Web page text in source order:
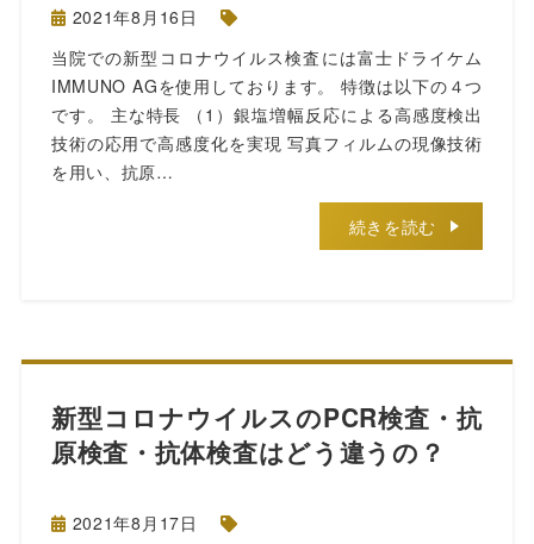
2021年8月16日
当院での新型コロナウイルス検査には富士ドライケム
IMMUNO AGを使用しております。 特徴は以下の４つ
です。 主な特長 （1）銀塩増幅反応による高感度検出
技術の応用で高感度化を実現 写真フィルムの現像技術
を用い、抗原…
続きを読む
新型コロナウイルスのPCR検査・抗
原検査・抗体検査はどう違うの？
2021年8月17日